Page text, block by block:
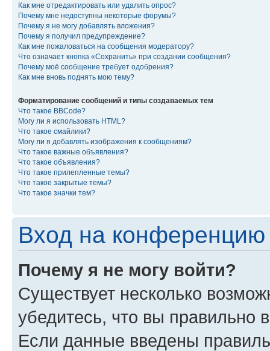
Как мне отредактировать или удалить опрос?
Почему мне недоступны некоторые форумы?
Почему я не могу добавлять вложения?
Почему я получил предупреждение?
Как мне пожаловаться на сообщения модератору?
Что означает кнопка «Сохранить» при создании сообщения?
Почему моё сообщение требует одобрения?
Как мне вновь поднять мою тему?
Форматирование сообщений и типы создаваемых тем
Что такое BBCode?
Могу ли я использовать HTML?
Что такое смайлики?
Могу ли я добавлять изображения к сообщениям?
Что такое важные объявления?
Что такое объявления?
Что такое прилепленные темы?
Что такое закрытые темы?
Что такое значки тем?
Вход на конференцию
Почему я не могу войти?
Существует несколько
убедитесь, что вы правильно
Если данные введены